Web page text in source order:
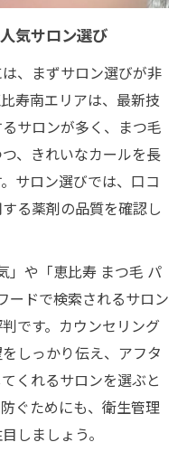
確認ポイント
パ長持ち術まとめ
する理由と魅力
続力を比較解説
続性を徹底調査
ち技術の最新情報
長持ちテクニック
せるサロン活用術
びとそのポイント
最強ケア方法
スの賢い使い方
パを続ける方法
最新まつパ事情
気サロン選び
、まずサロン選びが非
寿南エリアは、最新技
サロンが多く、まつ毛
、きれいなカールを長
サロン選びでは、口コ
る薬剤の品質を確認し
」や「恵比寿 まつ毛 パ
ードで検索されるサロン
です。カウンセリング
しっかり伝え、アフタ
くれるサロンを選ぶと
ぐためにも、衛生管理
しましょう。